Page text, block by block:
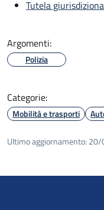
Tutela
Argomenti:
Polizia
Categorie:
Mobilità e trasporti
Ultimo aggiornamento: 20/